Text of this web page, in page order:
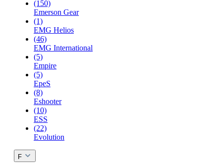
(150)
Emerson Gear
(1)
EMG Helios
(46)
EMG International
(5)
Empire
(5)
EpeS
(8)
Eshooter
(10)
ESS
(22)
Evolution
F